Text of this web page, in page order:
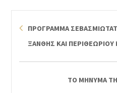
ΠΡΟΓΡΑΜΜΑ
ΞΑΝΘΗΣ ΚΑΙ
ΤΟ ΜΗΝΥΜΑ